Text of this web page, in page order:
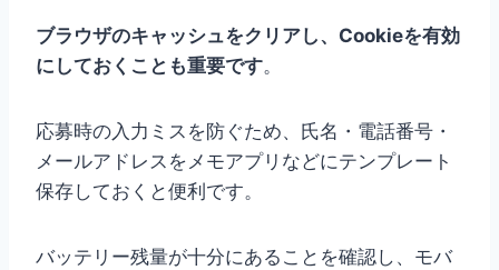
ブラウザのキャッシュをクリアし、Cookieを有効
にしておくことも重要です。
応募時の入力ミスを防ぐため、氏名・電話番号・
メールアドレスをメモアプリなどにテンプレート
保存しておくと便利です。
バッテリー残量が十分にあることを確認し、モバ